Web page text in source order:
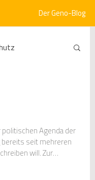
Der Geno-Blog
Agenda der
will. Zur